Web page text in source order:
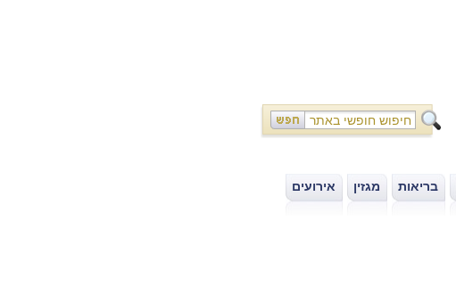
בריאות מגזין
אירועים